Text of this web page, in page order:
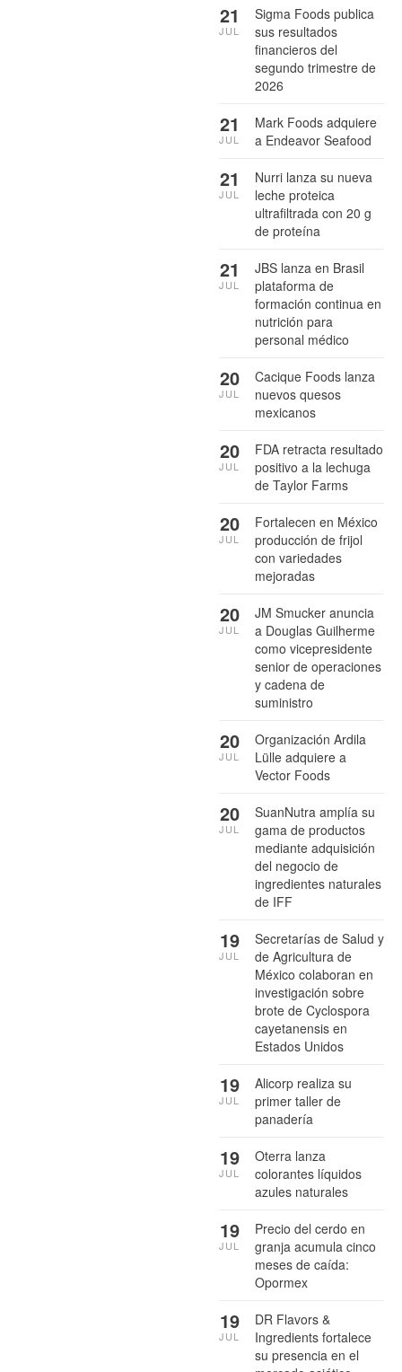
Sigma Foods publica
sus resultados
financieros del
segundo trimestre de
2026
21
JUL
Mark Foods adquiere
a Endeavor Seafood
21
JUL
Nurri lanza su nueva
leche proteica
ultrafiltrada con 20 g
de proteína
21
JUL
JBS lanza en Brasil
plataforma de
formación continua en
nutrición para
personal médico
21
JUL
Cacique Foods lanza
nuevos quesos
mexicanos
20
JUL
FDA retracta resultado
positivo a la lechuga
de Taylor Farms
20
JUL
Fortalecen en México
producción de frijol
con variedades
mejoradas
20
JUL
JM Smucker anuncia
a Douglas Guilherme
como vicepresidente
senior de operaciones
y cadena de
suministro
20
JUL
Organización Ardila
Lülle adquiere a
Vector Foods
20
JUL
SuanNutra amplía su
gama de productos
mediante adquisición
del negocio de
ingredientes naturales
de IFF
20
JUL
Secretarías de Salud y
de Agricultura de
México colaboran en
investigación sobre
brote de Cyclospora
cayetanensis en
Estados Unidos
19
JUL
Alicorp realiza su
primer taller de
panadería
19
JUL
Oterra lanza
colorantes líquidos
azules naturales
19
JUL
Precio del cerdo en
granja acumula cinco
meses de caída:
Opormex
19
JUL
DR Flavors &
Ingredients fortalece
su presencia en el
19
JUL